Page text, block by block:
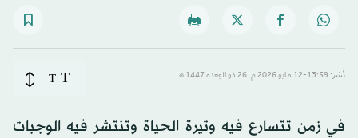
نُشر: 13:59-12 مايو 2026 م ـ 26 ذو القِعدة 1447 هـ T
T
في زمن تتسارع فيه وتيرة الحياة وتنتشر فيه الوجبات